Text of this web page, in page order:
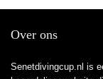
Over ons
Senetdivingcup.nl is